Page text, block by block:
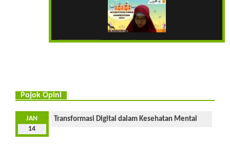
Pojok Opini
JAN
14
Transformasi Digital dalam Kesehatan Mental